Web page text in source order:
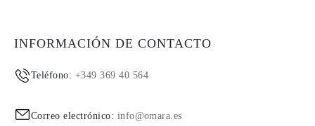
INFORMACIÓN DE CONTACTO
Teléfono: +349 369 40 564
Correo electrónico: info@omara.es